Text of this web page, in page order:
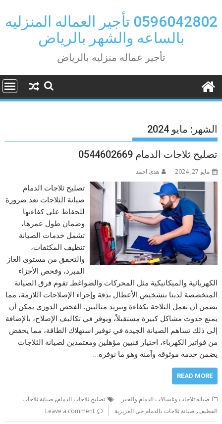
to
content
0596042802 تأجير العماله المنزليه
بالساعه والشهر بالرياض
تأجير عماله منزليه بالرياض
الشهر: مايو 2024
تصليح ثلاجات الدمام 0544602669
مايو 27, 2024 هدى احمد
تصليح ثلاجات الدمام
صيانة الثلاجات تعد ضرورة
للحفاظ على كفاءتها
وضمان طول عمرها،
تشمل خدمات الصيانة
تنظيف المكثفات،
والتحقق من مستوى الغاز
المبرد، وفحص الأجزاء
الكهربائية والميكانيكية مثل المحركات والضواغطـ تقوم فرق الصيانة
المتخصصة لدينا بتشخيص الأعطال بدقة وإجراء الإصلاحات اللازمة، مما
يضمن أن تعمل الثلاجة بكفاءة وتبريد مثاليين. الفحص الدوري يمكن أن
يمنع حدوث مشاكل كبيرة مستقبلاً، ويوفر في تكاليف الإصلاح، بالإضافة
إلى ذلك تساهم الصيانة الجيدة في توفير استهلاك الطاقة، مما يخفض
من فواتير الكهرباء، اختيار فنيين مؤهلين ومعتمدين لصيانة الثلاجات
يضمن خدمة موثوقة وآمنة وهو ما نوفره…
READ MORE
صيانه ثلاجات وغسالات الدمام والخبر تصليح ثلاجات الدمام,صيانة ثلاجات
القطيف,صيانة ثلاجات بالدمام حى العزيزية Leave a comment